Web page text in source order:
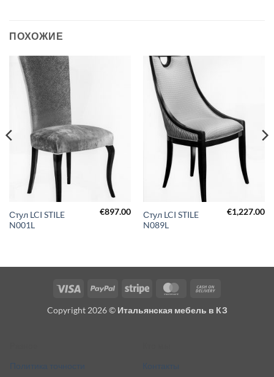
ПОХОЖИЕ
Стул LCI STILE
N001L
€897.00
Стул LCI STILE
N089L
€1,227.00
Visa PayPal Stripe MasterCard
Delivery
Copyright 2026 © Итальянская мебель в КЗ
Политика точности Контакты